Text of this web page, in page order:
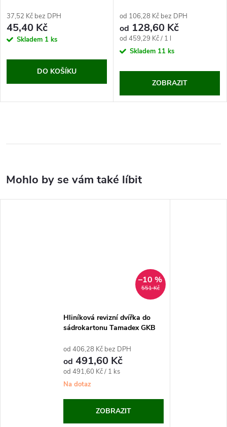
37,52 Kč bez DPH
45,40 Kč
Skladem 1 ks
DO KOŠÍKU
od 106,28 Kč bez DPH
od 128,60 Kč
Měrná
cena:
od 459,29 Kč / 1 l
Skladem 11 ks
ZOBRAZIT
551 Kč
–10 %
Hliníková revizní dvířka do
sádrokartonu Tamadex GKB
od 406,28 Kč bez DPH
od 491,60 Kč
Měrná
cena:
od 491,60 Kč / 1 ks
Na dotaz
ZOBRAZIT